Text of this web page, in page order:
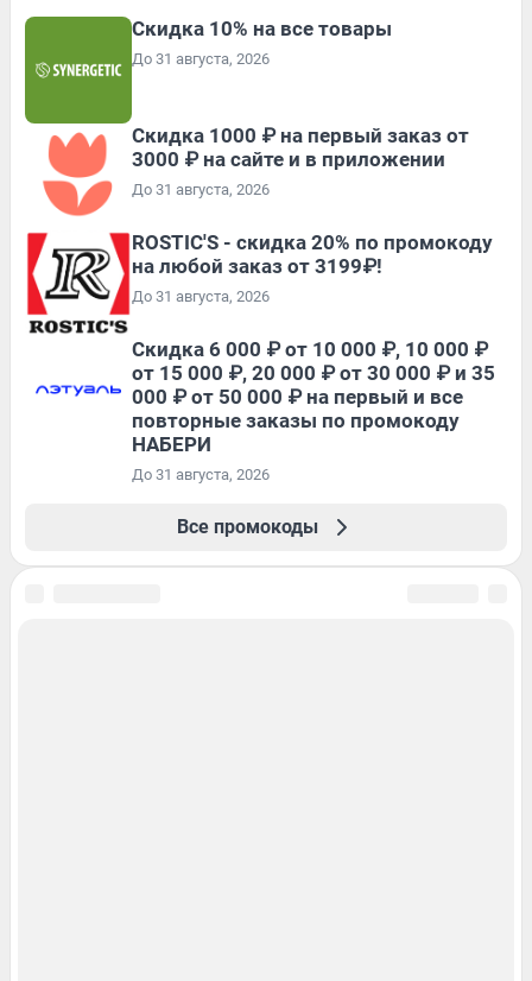
Скидка 10% на все товары
До 31 августа, 2026
Скидка 1000 ₽ на первый заказ от
3000 ₽ на сайте и в приложении
До 31 августа, 2026
ROSTIC'S - скидка 20% по промокоду
на любой заказ от 3199₽!
До 31 августа, 2026
Скидка 6 000 ₽ от 10 000 ₽, 10 000 ₽
от 15 000 ₽, 20 000 ₽ от 30 000 ₽ и 35
000 ₽ от 50 000 ₽ на первый и все
повторные заказы по промокоду
НАБЕРИ
До 31 августа, 2026
Все промокоды